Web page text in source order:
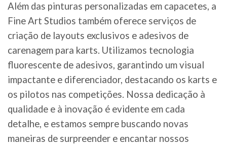
Além das pinturas personalizadas em capacetes, a
Fine Art Studios também oferece serviços de
criação de layouts exclusivos e adesivos de
carenagem para karts. Utilizamos tecnologia
fluorescente de adesivos, garantindo um visual
impactante e diferenciador, destacando os karts e
os pilotos nas competições. Nossa dedicação à
qualidade e à inovação é evidente em cada
detalhe, e estamos sempre buscando novas
maneiras de surpreender e encantar nossos